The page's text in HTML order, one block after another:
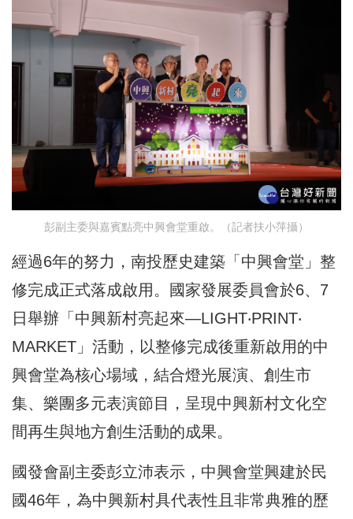
彭副主委與嘉賓點亮中興會堂重啟。（記者扶小萍攝）
經過6年的努力，南投歷史建築「中興會堂」整
修完成正式落成啟用。國家發展委員會於6、7
日舉辦「中興新村亮起來—LIGHT‧PRINT‧
MARKET」活動，以整修完成後重新啟用的中
興會堂為核心場域，結合燈光展演、創生市
集、樂團多元表演節目，呈現中興新村文化空
間再生與地方創生活動的成果。
國發會副主委彭立沛表示，中興會堂興建於民
國46年，為中興新村具代表性且非常典雅的歷